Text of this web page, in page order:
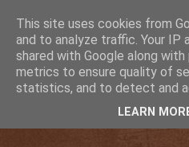
This site uses cookies from
and to analyze traffic. Your IP
shared with Google along
metrics to ensure quality of
statistics, and to detect and
LEARN